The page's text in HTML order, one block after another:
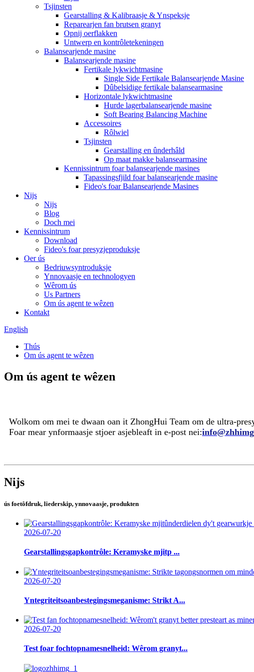
Tsjinsten
Gearstalling & Kalibraasje & Ynspeksje
Reparearjen fan brutsen granyt
Opnij oerflakken
Untwerp en kontrôletekeningen
Balansearjende masine
Balansearjende masine
Fertikale lykwichtmasine
Single Side Fertikale Balansearjende Masine
Dûbelsidige fertikale balansearmasine
Horizontale lykwichtmasine
Hurde lagerbalansearjende masine
Soft Bearing Balancing Machine
Accessoires
Rôlwiel
Tsjinsten
Gearstalling en ûnderhâld
Op maat makke balansearmasine
Kennissintrum foar balansearjende masines
Tapassingsfjild foar balansearjende masine
Fideo's foar Balansearjende Masines
Nijs
Nijs
Blog
Doch mei
Kennissintrum
Download
Fideo's foar presyzjeproduksje
Oer ús
Bedriuwsyntroduksje
Ynnovaasje en technologyen
Wêrom ús
Us Partners
Om ús agent te wêzen
Kontakt
English
Thús
Om ús agent te wêzen
Om ús agent te wêzen
Wolkom om mei te dwaan oan it ZhongHui Team om de ultra-
Foar mear ynformaasje stjoer asjebleaft in e-post nei:
Nijs
ús foetôfdruk, liederskip, ynnovaasje, produkten
2026-07-20
Gearstallingsgapkontrôle: Keramyske mjitp ...
2026-07-20
Yntegriteitsoanbestegingsmeganisme: Strikt A...
2026-07-20
Test foar fochtopnamesnelheid: Wêrom granyt...